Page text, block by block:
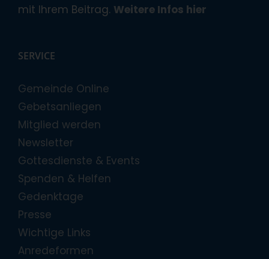
mit Ihrem Beitrag. Weitere Infos hier
SERVICE
Gemeinde Online
Gebetsanliegen
Mitglied werden
Newsletter
Gottesdienste & Events
Spenden & Helfen
Gedenktage
Presse
Wichtige Links
Anredeformen